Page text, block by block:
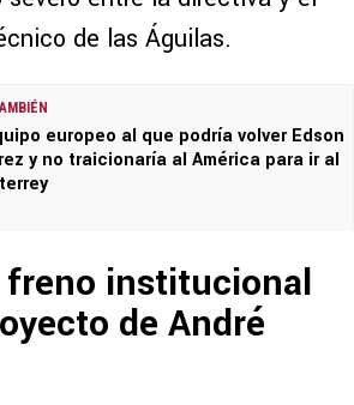
de las Águilas.
europeo al que podría volver Edson
y no traicionaría al América para ir al
freno institucional
de André